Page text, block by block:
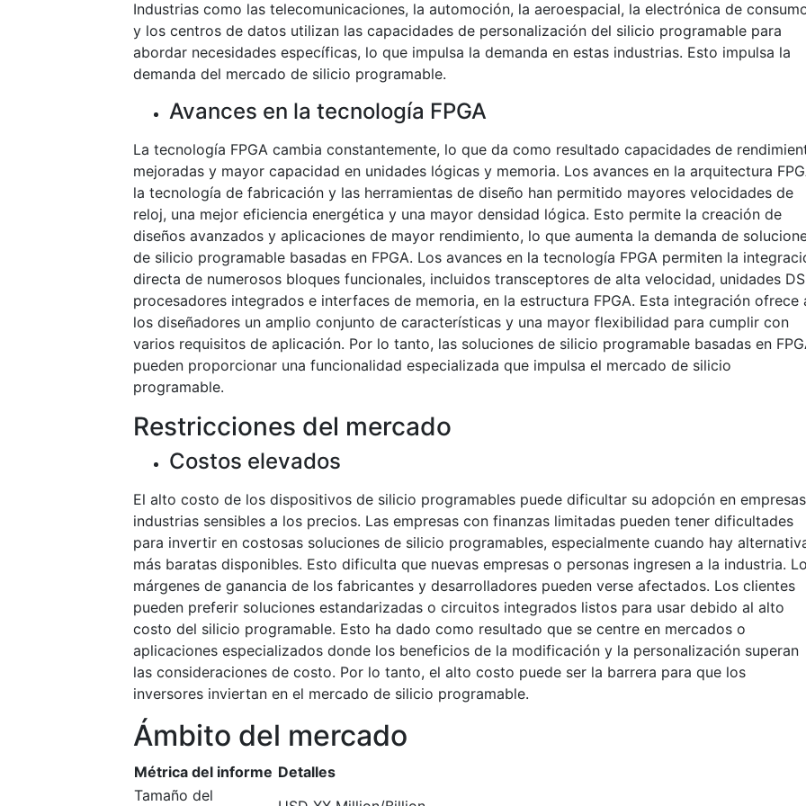
Industrias como las telecomunicaciones, la automoción, la aeroespacial, la electrónica de
y los centros de datos utilizan las capacidades de personalización del silicio programable para
abordar necesidades específicas, lo que impulsa la demanda en estas industrias. Esto impulsa la
demanda del mercado de silicio programable.
Avances en la tecnología FPGA
La tecnología FPGA cambia constantemente, lo que da como resultado capacidades de
mejoradas y mayor capacidad en unidades lógicas y memoria. Los avances en la arquitectura
la tecnología de fabricación y las herramientas de diseño han permitido mayores velocidades de
reloj, una mejor eficiencia energética y una mayor densidad lógica. Esto permite la creación de
diseños avanzados y aplicaciones de mayor rendimiento, lo que aumenta la demanda de
de silicio programable basadas en FPGA. Los avances en la tecnología FPGA permiten la
directa de numerosos bloques funcionales, incluidos transceptores de alta velocidad, unidades
procesadores integrados e interfaces de memoria, en la estructura FPGA. Esta integración ofrece
los diseñadores un amplio conjunto de características y una mayor flexibilidad para cumplir con
varios requisitos de aplicación. Por lo tanto, las soluciones de silicio programable basadas en
pueden proporcionar una funcionalidad especializada que impulsa el mercado de silicio
programable.
Restricciones del mercado
Costos elevados
El alto costo de los dispositivos de silicio programables puede dificultar su adopción en
industrias sensibles a los precios. Las empresas con finanzas limitadas pueden tener dificultades
para invertir en costosas soluciones de silicio programables, especialmente cuando hay
más baratas disponibles. Esto dificulta que nuevas empresas o personas ingresen a la industria.
márgenes de ganancia de los fabricantes y desarrolladores pueden verse afectados. Los clientes
pueden preferir soluciones estandarizadas o circuitos integrados listos para usar debido al alto
costo del silicio programable. Esto ha dado como resultado que se centre en mercados o
aplicaciones especializados donde los beneficios de la modificación y la personalización superan
las consideraciones de costo. Por lo tanto, el alto costo puede ser la barrera para que los
inversores inviertan en el mercado de silicio programable.
Ámbito del mercado
Métrica del informe Detalles
Tamaño del